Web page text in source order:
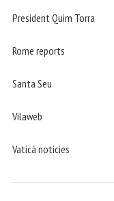
President Quim Torra
Rome reports
Santa Seu
Vilaweb
Vaticá noticies